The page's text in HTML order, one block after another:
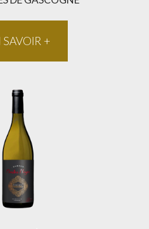
SAVOIR +